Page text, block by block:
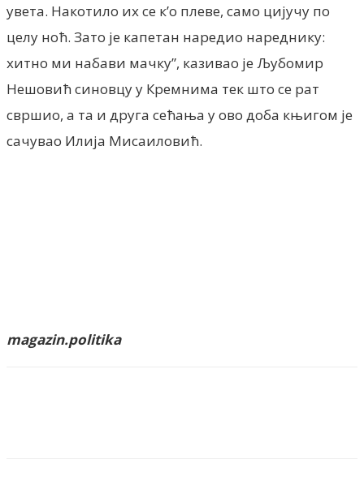
увета. Накотило их се к’о плеве, само цијучу по
целу ноћ. Зато је капетан наредио нареднику:
хитно ми набави мачку”, казивао је Љубомир
Нешовић синовцу у Кремнима тек што се рат
свршио, а та и друга сећања у ово доба књигом је
сачувао Илија Мисаиловић.
magazin.politika